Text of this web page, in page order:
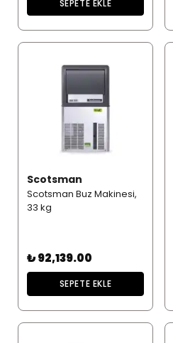
SEPETE EKLE
Scotsman
Scotsman Buz Makinesi,
33 kg
₺ 92,139.00
SEPETE EKLE